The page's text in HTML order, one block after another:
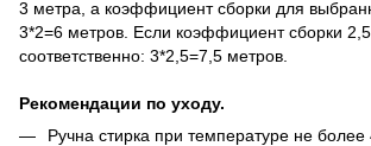
3 метра, а коэффициент сборки для
3*2=6 метров. Если коэффициент сборки
соответственно: 3*2,5=7,5 метров.
Рекомендации по уходу.
Ручна стирка при температуре не более